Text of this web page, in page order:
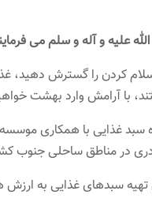
علیه و آله و سلم می
کردن را گسترش دهید،
با آرامش وارد بهشت
سبد غذایی با همکاری
در مناطق ساحلی جنوب
تهیه سبدهای غذایی به